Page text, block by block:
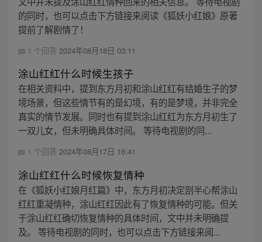
的同时，也可以点击下方链接来阅读《狐妖小红娘》原著
提前了解剧情了！
1 个回答 2024年08月18日 03:11
涂山红红什么时候生孩子
在相关资料中，提到东方月初和涂山红红有结婚生子的梦
境场景，但这些情节有的是幻境，有的是梦境，并非完全
真实的情节发展。同时也有提到涂山红红为东方月初生了
一双儿女，但未明确具体时间。 等待电视剧的同...
1 个回答 2024年08月17日 16:41
涂山红红什么时候恢复情种
在《狐妖小红娘月红篇》中，东方月初决定剖半心帮涂山
红红重凝情种，涂山红红因此有了恢复情种的可能。但关
于涂山红红确切恢复情种的具体时间，文中并未明确提
及。 等待电视剧的同时，也可以点击下方链接来阅...